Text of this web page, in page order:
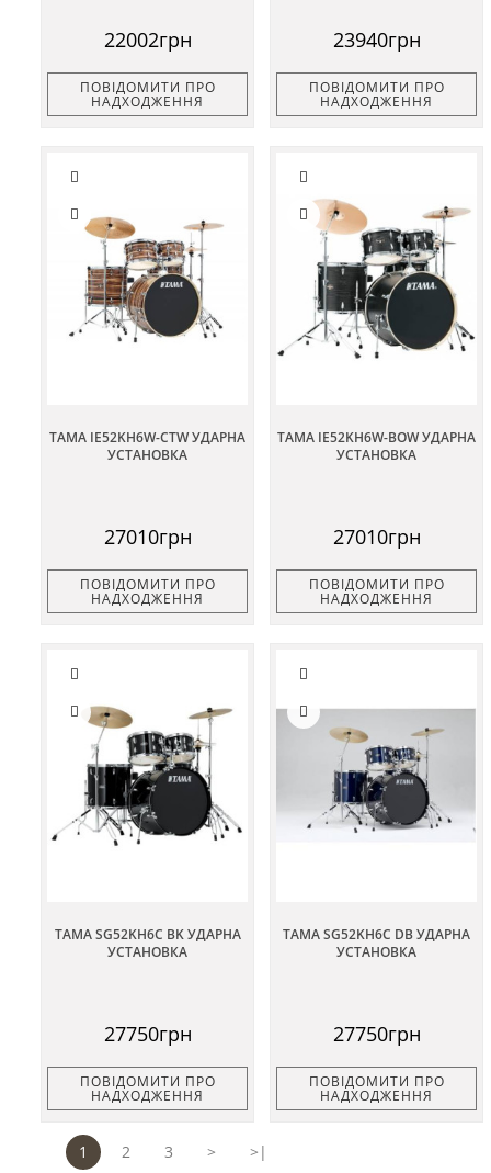
22002грн
ПОВІДОМИТИ ПРО
НАДХОДЖЕННЯ
23940грн
ПОВІДОМИТИ ПРО
НАДХОДЖЕННЯ
TAMA IE52KH6W-CTW УДАРНА
УСТАНОВКА
27010грн
ПОВІДОМИТИ ПРО
НАДХОДЖЕННЯ
TAMA IE52KH6W-BOW УДАРНА
УСТАНОВКА
27010грн
ПОВІДОМИТИ ПРО
НАДХОДЖЕННЯ
TAMA SG52KH6C BK УДАРНА
УСТАНОВКА
27750грн
ПОВІДОМИТИ ПРО
НАДХОДЖЕННЯ
TAMA SG52KH6C DB УДАРНА
УСТАНОВКА
27750грн
ПОВІДОМИТИ ПРО
НАДХОДЖЕННЯ
1 2 3 >
>|